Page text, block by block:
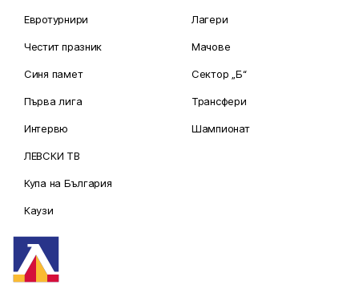
Евротурнири
Честит празник
Синя памет
Първа лига
Интервю
ЛЕВСКИ ТВ
Купа на България
Каузи
Лагери
Мачове
Сектор „Б“
Трансфери
Шампионат